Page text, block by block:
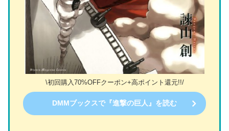
\初回購入70%OFFクーポン+高ポイント還元!!/
DMMブックスで『進撃の巨人』を読む